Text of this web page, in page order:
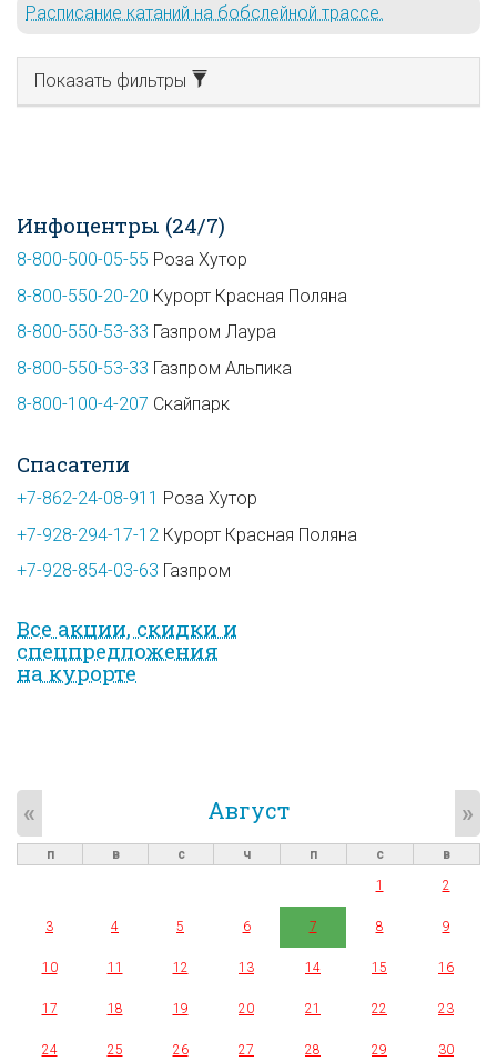
Расписание катаний на бобслейной трассе.
Показать фильтры
Инфоцентры (24/7)
8-800-500-05-55 Роза Хутор
8-800-550-20-20 Курорт Красная Поляна
8-800-550-53-33 Газпром Лаура
8-800-550-53-33 Газпром Альпика
8-800-100-4-207 Скайпарк
Спасатели
+7-862-24-08-911 Роза Хутор
+7-928-294-17-12 Курорт Красная Поляна
+7-928-854-03-63 Газпром
Все акции, скидки и
спец­предложе­ния
на курорте
Август
« »
п в с ч п с
в
1
2
3 4 5 6 7 8 9
10 11 12 13 14 15 16
17 18 19 20 21 22 23
24 25 26 27 28 29 30